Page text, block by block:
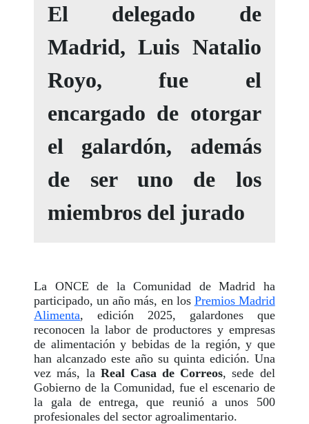
El delegado de
Madrid, Luis Natalio
Royo, fue el
encargado de otorgar
el galardón, además
de ser uno de los
miembros del jurado
La ONCE de la Comunidad de Madrid ha
participado, un año más, en los Premios Madrid
Alimenta, edición 2025, galardones que
reconocen la labor de productores y empresas
de alimentación y bebidas de la región, y que
han alcanzado este año su quinta edición. Una
vez más, la Real Casa de Correos, sede del
Gobierno de la Comunidad, fue el escenario de
la gala de entrega, que reunió a unos 500
profesionales del sector agroalimentario.